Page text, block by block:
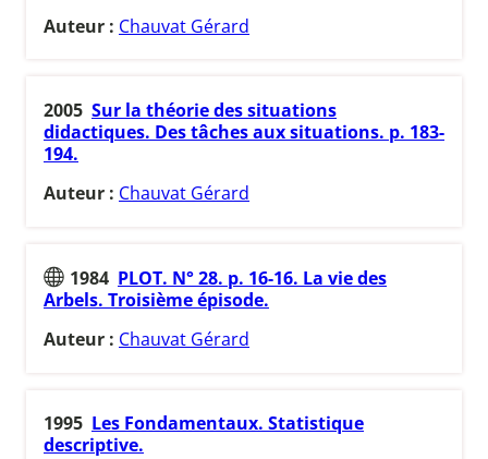
Auteur : Chauvat Gérard
2005 Sur la théorie des situations
didactiques. Des tâches aux situations. p. 183-
194.
Auteur : Chauvat Gérard
1984 PLOT. N° 28. p. 16-16. La vie des
Arbels. Troisième épisode.
Auteur : Chauvat Gérard
1995 Les Fondamentaux. Statistique
descriptive.